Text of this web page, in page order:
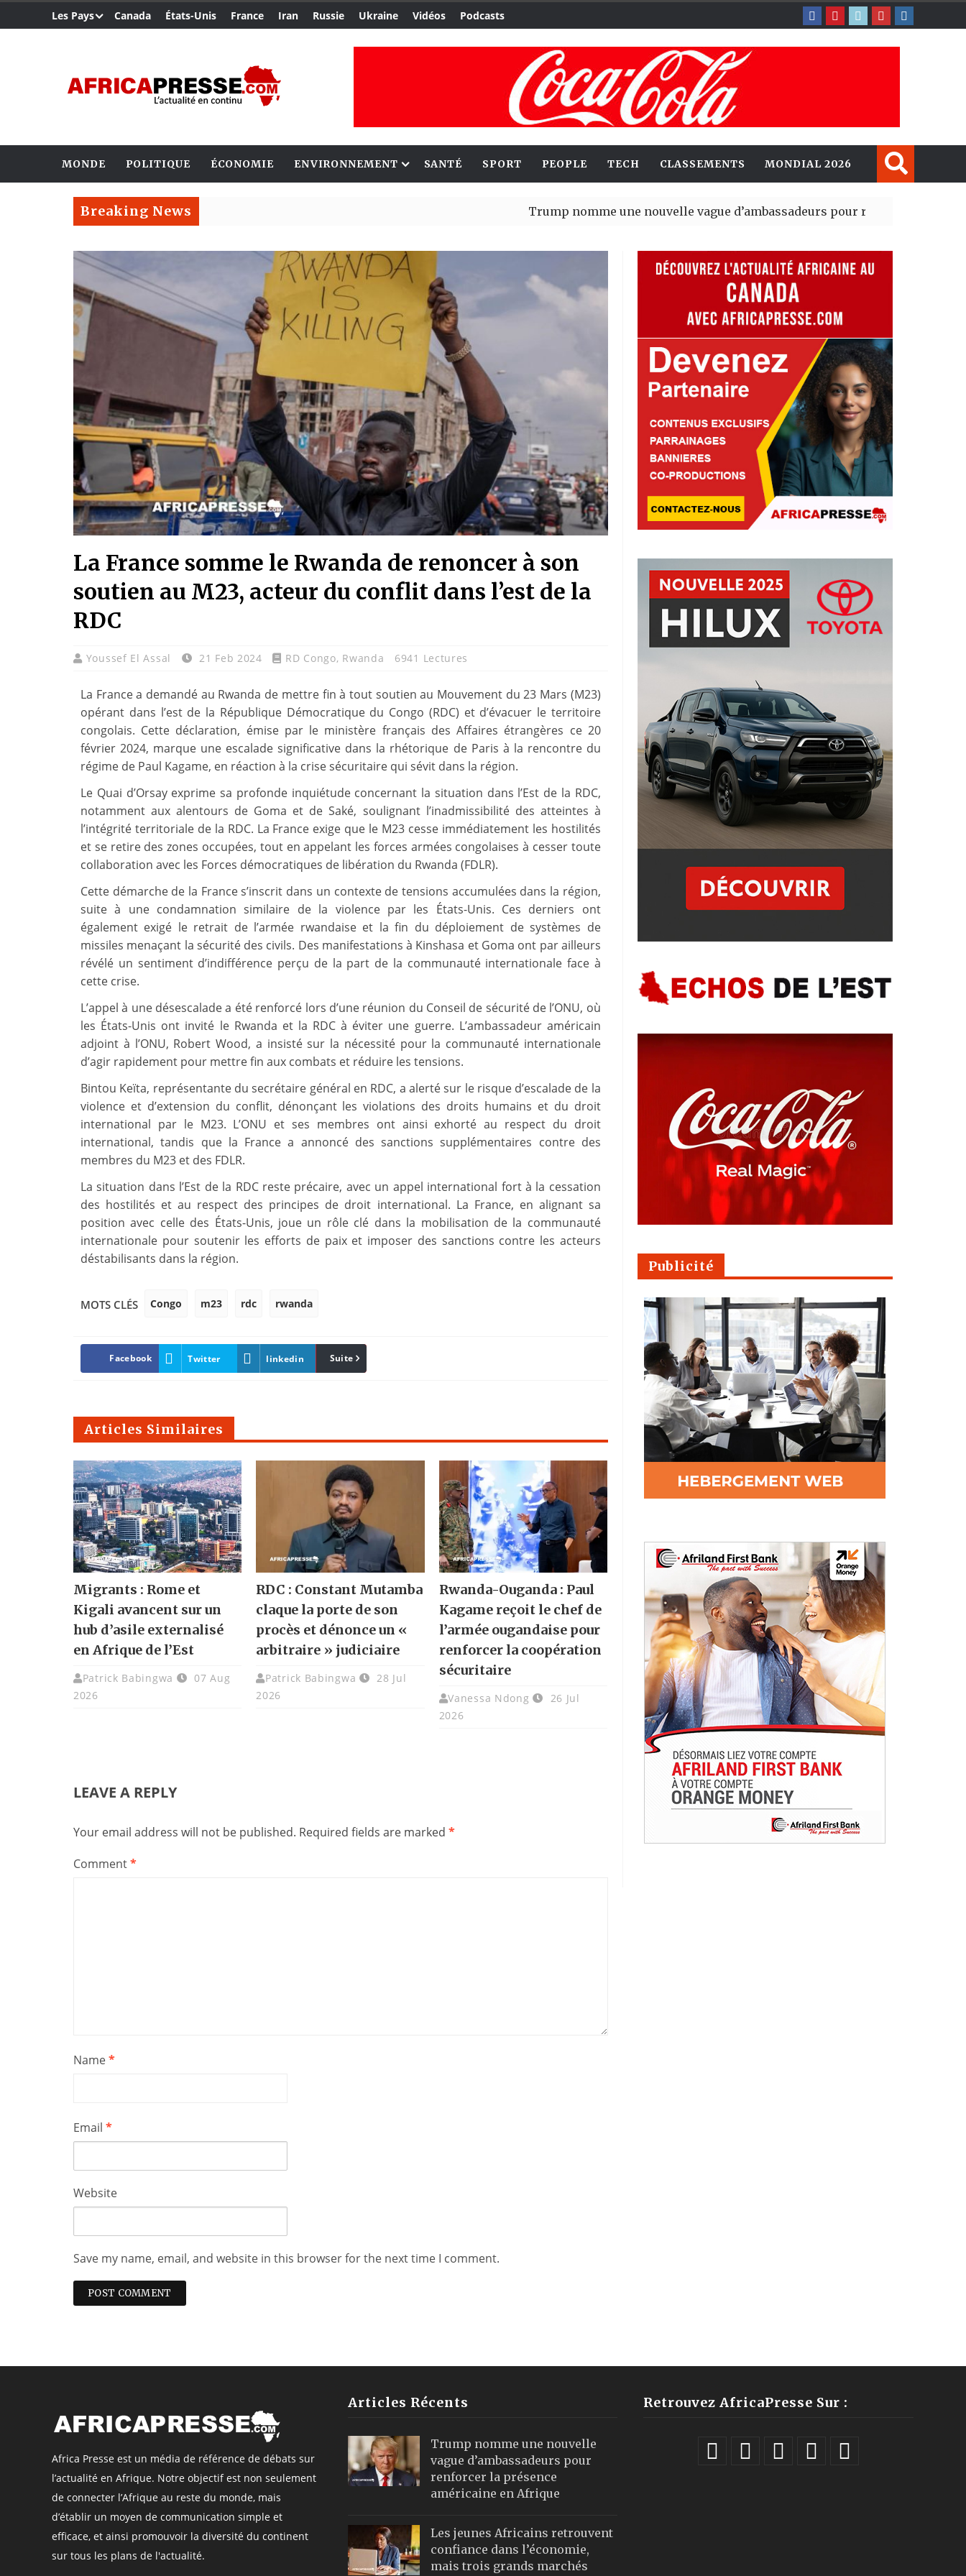
Les Pays Canada États-Unis France Iran Russie Ukraine Vidéos Podcasts
MONDE POLITIQUE ÉCONOMIE ENVIRONNEMENT SANTÉ SPORT PEOPLE TECH CLASSEMENTS MONDIAL 2026
Breaking News Trump nomme une nouvelle vague d’ambassadeurs pour renforcer la présence
La France somme le Rwanda de renoncer à son
soutien au M23, acteur du conflit dans l’est de la
RDC
Youssef El Assal 21 Feb 2024 RD Congo, Rwanda 6941 Lectures
La France a demandé au Rwanda de mettre fin à tout soutien au Mouvement du 23 Mars (M23)
opérant dans l’est de la République Démocratique du Congo (RDC) et d’évacuer le territoire
congolais. Cette déclaration, émise par le ministère français des Affaires étrangères ce 20
février 2024, marque une escalade significative dans la rhétorique de Paris à la rencontre du
régime de Paul Kagame, en réaction à la crise sécuritaire qui sévit dans la région.
Le Quai d’Orsay exprime sa profonde inquiétude concernant la situation dans l’Est de la RDC,
notamment aux alentours de Goma et de Saké, soulignant l’inadmissibilité des atteintes à
l’intégrité territoriale de la RDC. La France exige que le M23 cesse immédiatement les hostilités
et se retire des zones occupées, tout en appelant les forces armées congolaises à cesser toute
collaboration avec les Forces démocratiques de libération du Rwanda (FDLR).
Cette démarche de la France s’inscrit dans un contexte de tensions accumulées dans la région,
suite à une condamnation similaire de la violence par les États-Unis. Ces derniers ont
également exigé le retrait de l’armée rwandaise et la fin du déploiement de systèmes de
missiles menaçant la sécurité des civils. Des manifestations à Kinshasa et Goma ont par ailleurs
révélé un sentiment d’indifférence perçu de la part de la communauté internationale face à
cette crise.
L’appel à une désescalade a été renforcé lors d’une réunion du Conseil de sécurité de l’ONU, où
les États-Unis ont invité le Rwanda et la RDC à éviter une guerre. L’ambassadeur américain
adjoint à l’ONU, Robert Wood, a insisté sur la nécessité pour la communauté internationale
d’agir rapidement pour mettre fin aux combats et réduire les tensions.
Bintou Keïta, représentante du secrétaire général en RDC, a alerté sur le risque d’escalade de la
violence et d’extension du conflit, dénonçant les violations des droits humains et du droit
international par le M23. L’ONU et ses membres ont ainsi exhorté au respect du droit
international, tandis que la France a annoncé des sanctions supplémentaires contre des
membres du M23 et des FDLR.
La situation dans l’Est de la RDC reste précaire, avec un appel international fort à la cessation
des hostilités et au respect des principes de droit international. La France, en alignant sa
position avec celle des États-Unis, joue un rôle clé dans la mobilisation de la communauté
internationale pour soutenir les efforts de paix et imposer des sanctions contre les acteurs
déstabilisants dans la région.
MOTS CLÉS Congo m23 rdc rwanda
Facebook Twitter linkedin Pinterest
Suite
Articles Similaires
Migrants : Rome et
Kigali avancent sur un
hub d’asile externalisé
en Afrique de l’Est
Patrick Babingwa
07 Aug
2026
RDC : Constant Mutamba
claque la porte de son
procès et dénonce un «
arbitraire » judiciaire
Patrick Babingwa
28 Jul
2026
Rwanda-Ouganda : Paul
Kagame reçoit le chef de
l’armée ougandaise pour
renforcer la coopération
sécuritaire
Vanessa Ndong
26 Jul
2026
LEAVE A REPLY
Your email address will not be published. Required fields are marked *
Comment*
Name*
Email *
Website
Save my name, email, and website in this browser for the next time I comment.
Publicité
Africa Presse est un média de référence de débats sur
l’actualité en Afrique. Notre objectif est non seulement
de connecter l’Afrique au reste du monde, mais
d’établir un moyen de communication simple et
efficace, et ainsi promouvoir la diversité du continent
sur tous les plans de l'actualité.
Articles Récents
Trump nomme une nouvelle
vague d’ambassadeurs pour
renforcer la présence
américaine en Afrique
Les jeunes Africains retrouvent
confiance dans l’économie,
mais trois grands marchés
Retrouvez AfricaPresse Sur :